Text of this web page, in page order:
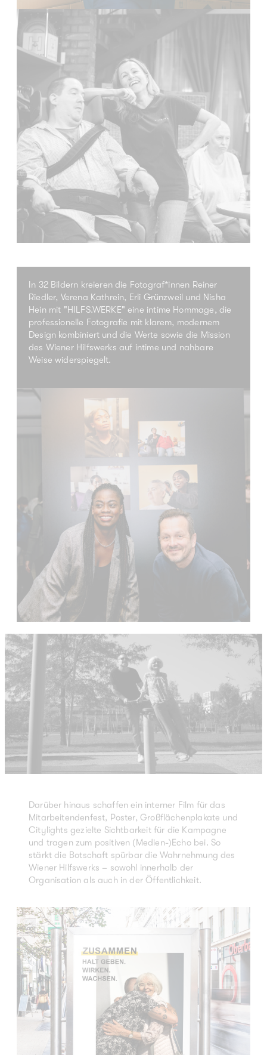
In 32 Bildern kreieren die Fotograf*innen Reiner
Riedler, Verena Kathrein, Erli Grünzweil und Nisha
Hein mit "HILFS.WERKE" eine intime Hommage, die
professionelle Fotografie mit klarem, modernem
Design kombiniert und die Werte sowie die Mission
des Wiener Hilfswerks auf intime und nahbare
Weise widerspiegelt.
Darüber hinaus schaffen ein interner Film für das
Mitarbeitendenfest, Poster, Großflächenplakate und
Citylights gezielte Sichtbarkeit für die Kampagne
und tragen zum positiven (Medien-)Echo bei. So
stärkt die Botschaft spürbar die Wahrnehmung des
Wiener Hilfswerks – sowohl innerhalb der
Organisation als auch in der Öffentlichkeit.